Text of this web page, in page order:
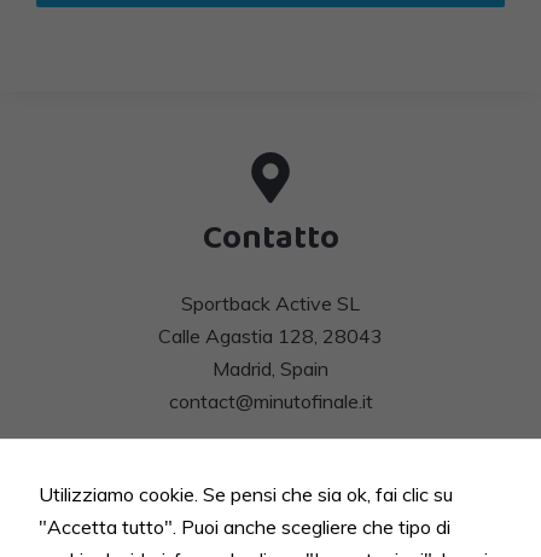
Contatto
Sportback Active SL
Calle Agastia 128, 28043
Madrid, Spain
contact@minutofinale.it
Mappa del sito
Utilizziamo cookie. Se pensi che sia ok, fai clic su
"Accetta tutto". Puoi anche scegliere che tipo di
opzionali.
Sono
necessari per